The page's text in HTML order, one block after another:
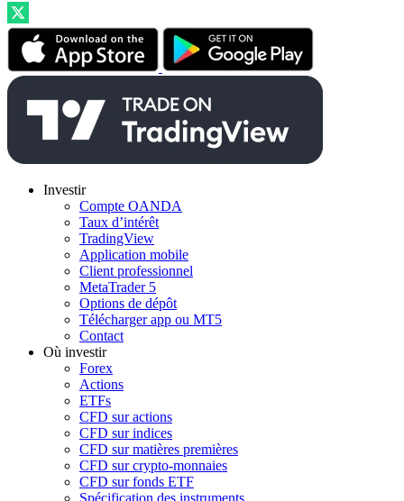
Investir
Compte OANDA
Taux d’intérêt
TradingView
Application mobile
Client professionnel
MetaTrader 5
Options de dépôt
Télécharger app ou MT5
Contact
Où investir
Forex
Actions
ETFs
CFD sur actions
CFD sur indices
CFD sur matières premières
CFD sur crypto-monnaies
CFD sur fonds ETF
Spécification des instruments